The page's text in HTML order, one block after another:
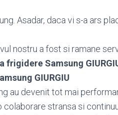
Asadar, daca vi s-a ars
nostru a fost si ramane
frigidere Samsung
GIURGIU
au devenit tot mai
stransa si